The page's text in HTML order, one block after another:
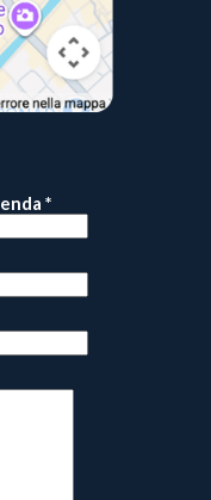
*